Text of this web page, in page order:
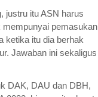
justru itu ASN harus
mempunyai pemasukan
ketika itu dia berhak
Jawaban ini sekaligus
DAK, DAU dan DBH,